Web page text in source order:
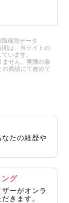
職種別データ
間は、当サイトの
います。
せん。実際の条
の面談にて改めて
たの経歴や
ング
ーがオンラ
きます。